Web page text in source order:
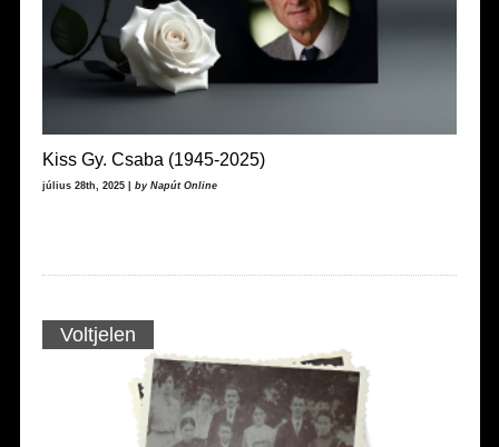
Kiss Gy. Csaba (1945-2025)
július 28th, 2025 | by Napút Online
Voltjelen